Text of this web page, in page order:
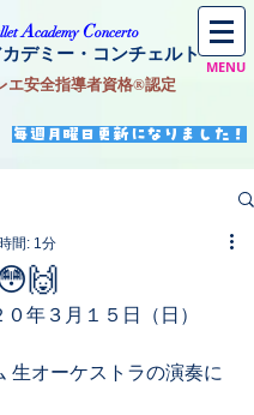
AcademyConcerto
デミー・コンチェルト
MENU
エ安全指導者資格®認定
毎週月曜日更新になりました！
間: 1分
年３月１５日（日）
生オーケストラの演奏に